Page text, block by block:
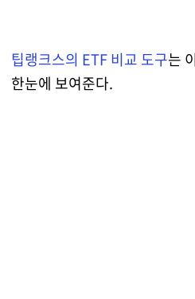
팁랭크스의 ETF 비교 도구는
한눈에 보여준다.